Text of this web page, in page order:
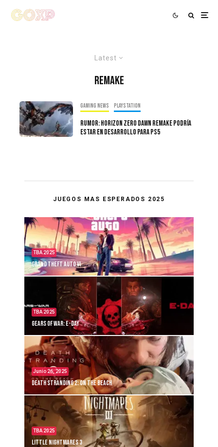
Latest
remake
Gaming news PlayStation
Rumor: Horizon Zero Dawn Remake Podría
Estar En Desarrollo Para PS5
JUEGOS MAS ESPERADOS 2025
TBA 2025
Grand Theft Auto VI
TBA 2025
Gears of War: E-Day
Junio 26, 2025
Death Stranding 2: On the Beach
TBA 2025
Little Nightmares 3